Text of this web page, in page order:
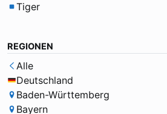
Tiger
REGIONEN
Alle
Deutschland
Baden-Württemberg
Bayern